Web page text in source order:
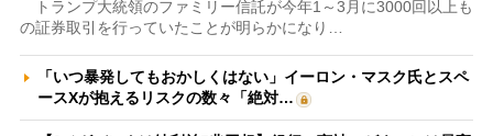
トランプ大統領のファミリー信託が今年1～3月に3000回以上も
の証券取引を行っていたことが明らかになり…
「いつ暴発してもおかしくはない」イーロン・マスク氏とスペ
ースXが抱えるリスクの数々「絶対…